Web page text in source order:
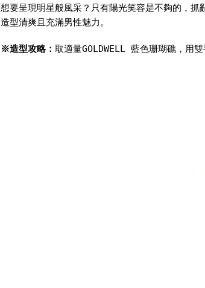
想要呈現明星般風采？只有陽光笑容是不夠的，
造型清爽且充滿男性魅力。
※造型攻略： 取適量GOLDWELL 藍色珊瑚礁，用